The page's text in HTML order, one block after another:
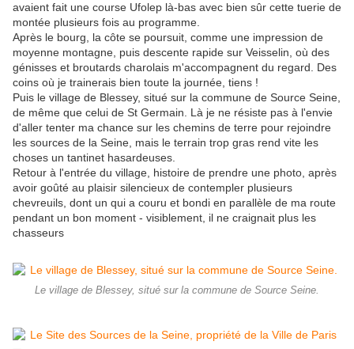
avaient fait une course Ufolep là-bas avec bien sûr cette tuerie de
montée plusieurs fois au programme.
Après le bourg, la côte se poursuit, comme une impression de
moyenne montagne, puis descente rapide sur Veisselin, où des
génisses et broutards charolais m'accompagnent du regard. Des
coins où je trainerais bien toute la journée, tiens !
Puis le village de Blessey, situé sur la commune de Source Seine,
de même que celui de St Germain. Là je ne résiste pas à l'envie
d'aller tenter ma chance sur les chemins de terre pour rejoindre
les sources de la Seine, mais le terrain trop gras rend vite les
choses un tantinet hasardeuses.
Retour à l'entrée du village, histoire de prendre une photo, après
avoir goûté au plaisir silencieux de contempler plusieurs
chevreuils, dont un qui a couru et bondi en parallèle de ma route
pendant un bon moment - visiblement, il ne craignait plus les
chasseurs
Le village de Blessey, situé sur la commune de Source Seine.